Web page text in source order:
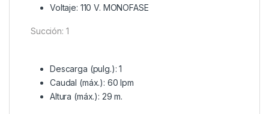
Voltaje: 110 V. MONOFASE
Succión: 1
Descarga (pulg.): 1
Caudal (máx.): 60 lpm
Altura (máx.): 29 m.